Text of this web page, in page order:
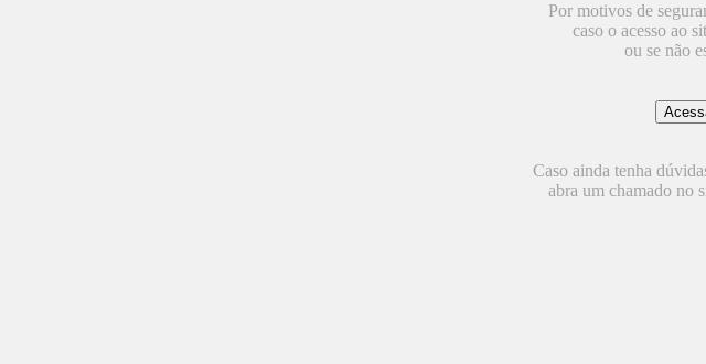
Por motivos de
caso o acesso ao
ou se não
Caso ainda tenha
abra um chamado no